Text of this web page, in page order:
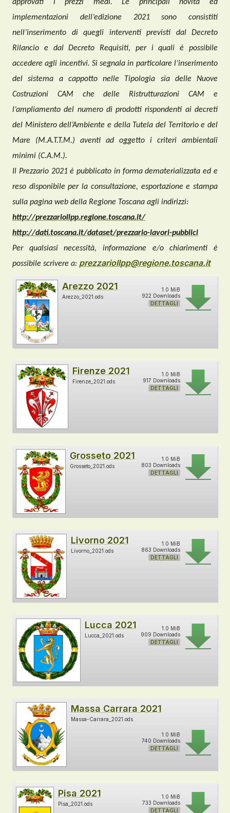
approvati i prezzi medi.Le principali novità ed
implementazioni dell’edizione 2021 sono consistiti
nell’inserimento di quegli interventi previsti dal Decreto
Rilancio e dal Decreto Requisiti, per i quali è possibile
accedere agli incentivi. Si segnala in particolare l’inserimento
del sistema a cappotto nelle Tipologia sia delle Nuove
Costruzioni CAM che delle Ristrutturazioni CAM e
l’ampliamento del numero di prodotti rispondenti ai decreti
del Ministero dell’Ambiente e della Tutela del Territorio e del
Mare (M.A.T.T.M.) aventi ad oggetto i criteri ambientali
minimi (C.A.M.).
Il Prezzario 2021 è pubblicato in forma dematerializzata ed e
reso disponibile per la consultazione, esportazione e stampa
sulla pagina web della Regione Toscana agli indirizzi:
http://prezzariollpp.regione.toscana.it/
http://dati.toscana.it/dataset/prezzario-lavori-pubblici
Per qualsiasi necessità, informazione e/o chiarimenti è
possibile scrivere a: prezzariollpp@regione.toscana.it
Arezzo 2021
Arezzo_2021.ods
1.0 MiB
922 Downloads
DETTAGLI
Firenze 2021
Firenze_2021.ods
1.0 MiB
917 Downloads
DETTAGLI
Grosseto 2021
Grosseto_2021.ods
1.0 MiB
803 Downloads
DETTAGLI
Livorno 2021
Livorno_2021.ods
1.0 MiB
863 Downloads
DETTAGLI
Lucca 2021
Lucca_2021.ods
1.0 MiB
909 Downloads
DETTAGLI
Massa Carrara 2021
Massa-Carrara_2021.ods
1.0 MiB
740 Downloads
DETTAGLI
Pisa 2021
Pisa_2021.ods
1.0 MiB
733 Downloads
DETTAGLI